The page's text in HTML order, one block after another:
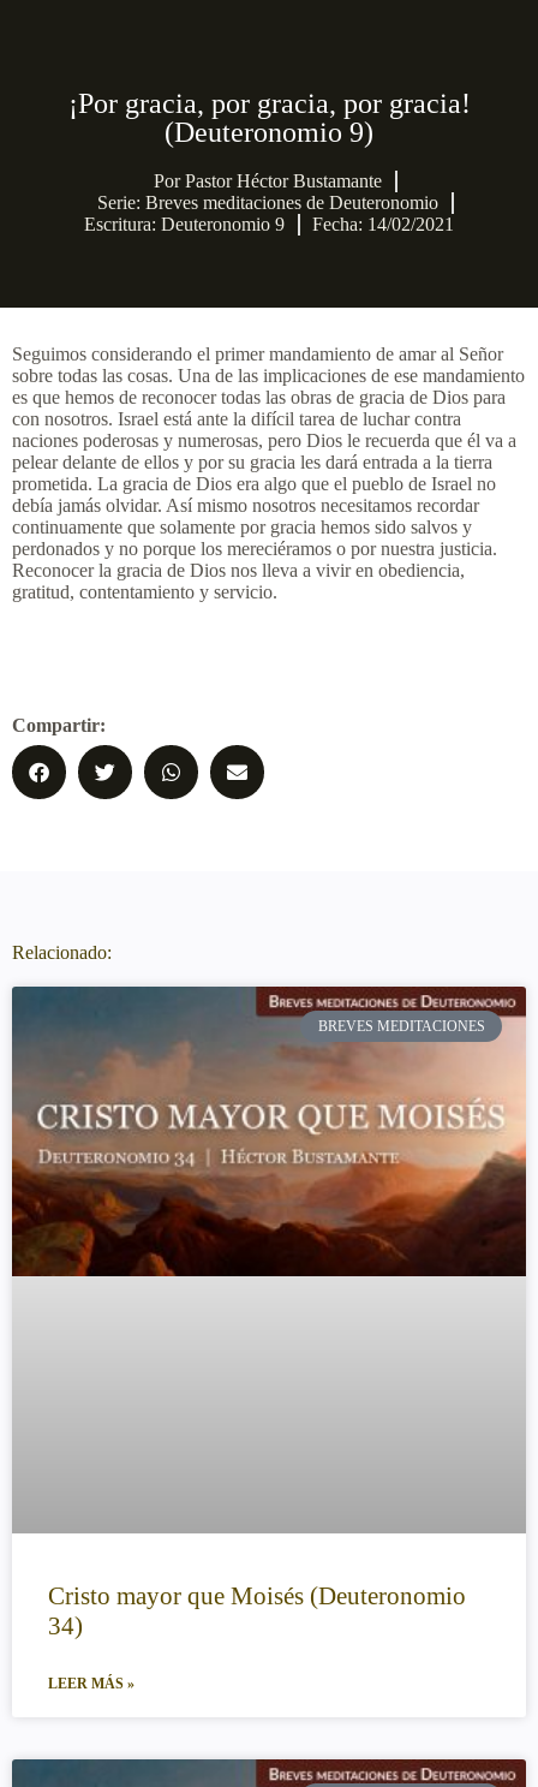
¡Por gracia, por gracia, por gracia!
(Deuteronomio 9)
PorPastor Héctor Bustamante
Serie: Breves meditaciones de Deuteronomio
Escritura: Deuteronomio 9
Fecha: 14/02/2021
Seguimos considerando el primer mandamiento de amar al Señor
sobre todas las cosas. Una de las implicaciones de ese mandamiento
es que hemos de reconocer todas las obras de gracia de Dios para
con nosotros. Israel está ante la difícil tarea de luchar contra
naciones poderosas y numerosas, pero Dios le recuerda que él va a
pelear delante de ellos y por su gracia les dará entrada a la tierra
prometida. La gracia de Dios era algo que el pueblo de Israel no
debía jamás olvidar. Así mismo nosotros necesitamos recordar
continuamente que solamente por gracia hemos sido salvos y
perdonados y no porque los mereciéramos o por nuestra justicia.
Reconocer la gracia de Dios nos lleva a vivir en obediencia,
gratitud, contentamiento y servicio.
Compartir:
Relacionado:
BREVES MEDITACIONES
Cristo mayor que Moisés (Deuteronomio
34)
LEER MÁS »